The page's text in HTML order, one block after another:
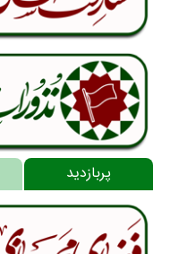
پربازدید